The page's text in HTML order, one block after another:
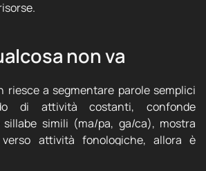
non va
riesce a segmentare parole semplici
di attività costanti, confonde
sillabe simili (ma/pa, ga/ca), mostra
attività fonologiche, allora è